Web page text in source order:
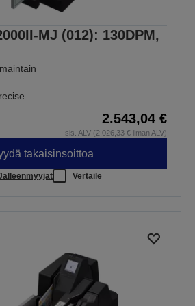
MJ (012): 130DPM,
2.543,04 €
sis. ALV (2.026,33 € ilman ALV)
takaisinsoittoa
Vertaile